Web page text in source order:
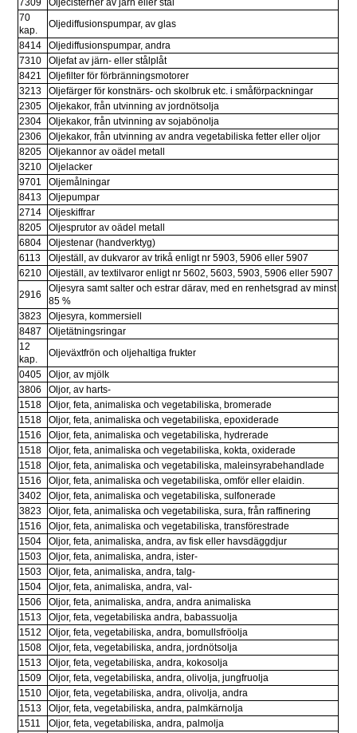
70
kap.
Oljediffusionspumpar, av glas
8414
Oljediffusionspumpar, andra
7310
Oljefat av järn- eller stålplåt
8421
Oljefilter för förbränningsmotorer
3213
Oljefärger för konstnärs- och skolbruk etc. i småförpackningar
2305
Oljekakor, från utvinning av jordnötsolja
2304
Oljekakor, från utvinning av sojabönolja
2306
Oljekakor, från utvinning av andra vegetabiliska fetter eller oljor
8205
Oljekannor av oädel metall
3210
Oljelacker
9701
Oljemålningar
8413
Oljepumpar
2714
Oljeskiffrar
8205
Oljesprutor av oädel metall
6804
Oljestenar (handverktyg)
6113
Oljeställ, av dukvaror av trikå enligt nr 5903, 5906 eller 5907
6210
Oljeställ, av textilvaror enligt nr 5602, 5603, 5903, 5906 eller 5907
2916
Oljesyra samt salter och estrar därav, med en renhetsgrad av minst
85 %
3823
Oljesyra, kommersiell
8487
Oljetätningsringar
12
kap.
Oljeväxtfrön och oljehaltiga frukter
0405
Oljor, av mjölk
3806
Oljor, av harts-
1518
Oljor, feta, animaliska och vegetabiliska, bromerade
1518
Oljor, feta, animaliska och vegetabiliska, epoxiderade
1516
Oljor, feta, animaliska och vegetabiliska, hydrerade
1518
Oljor, feta, animaliska och vegetabiliska, kokta, oxiderade
1518
Oljor, feta, animaliska och vegetabiliska, maleinsyrabehandlade
1516
Oljor, feta, animaliska och vegetabiliska, omför eller elaidin.
3402
Oljor, feta, animaliska och vegetabiliska, sulfonerade
3823
Oljor, feta, animaliska och vegetabiliska, sura, från raffinering
1516
Oljor, feta, animaliska och vegetabiliska, transförestrade
1504
Oljor, feta, animaliska, andra, av fisk eller havsdäggdjur
1503
Oljor, feta, animaliska, andra, ister-
1503
Oljor, feta, animaliska, andra, talg-
1504
Oljor, feta, animaliska, andra, val-
1506
Oljor, feta, animaliska, andra, andra animaliska
1513
Oljor, feta, vegetabiliska andra, babassuolja
1512
Oljor, feta, vegetabiliska, andra, bomullsfröolja
1508
Oljor, feta, vegetabiliska, andra, jordnötsolja
1513
Oljor, feta, vegetabiliska, andra, kokosolja
1509
Oljor, feta, vegetabiliska, andra, olivolja, jungfruolja
1510
Oljor, feta, vegetabiliska, andra, olivolja, andra
1513
Oljor, feta, vegetabiliska, andra, palmkärnolja
1511
Oljor, feta, vegetabiliska, andra, palmolja